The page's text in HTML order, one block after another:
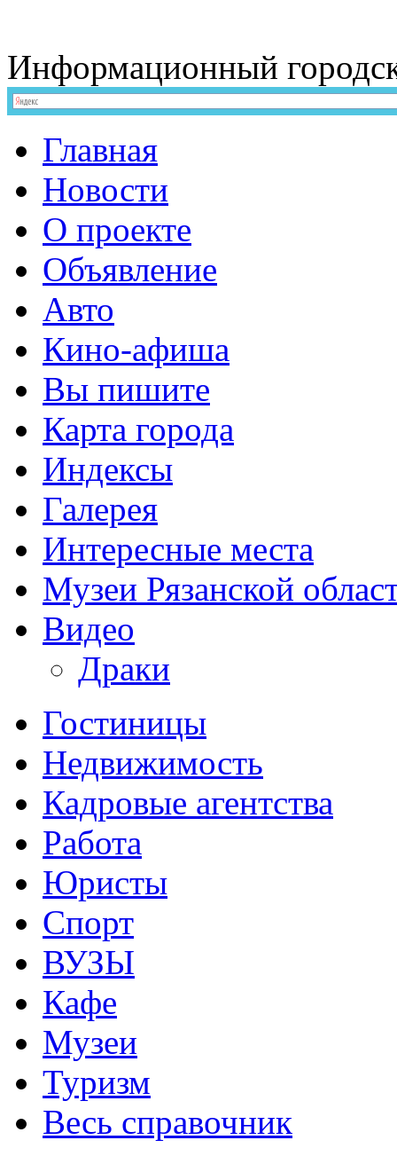
Информационный
Главная
Новости
О проекте
Объявление
Авто
Кино-афиша
Вы пишите
Карта города
Индексы
Галерея
Интересные места
Музеи Рязанской
Видео
Драки
Гостиницы
Недвижимость
Кадровые агентства
Работа
Юристы
Спорт
ВУЗЫ
Кафе
Музеи
Туризм
Весь справочник